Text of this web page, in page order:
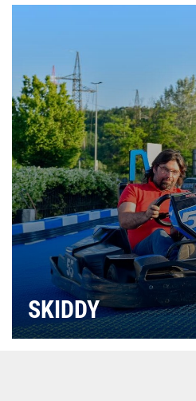
SKIDDY